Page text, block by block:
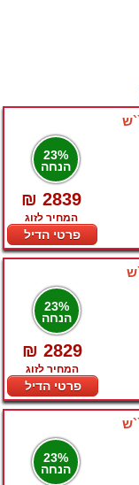
23%
הנחה
₪ 2839
המחיר לזוג
פרטי הדיל
23%
הנחה
₪ 2829
המחיר לזוג
פרטי הדיל
23%
הנחה